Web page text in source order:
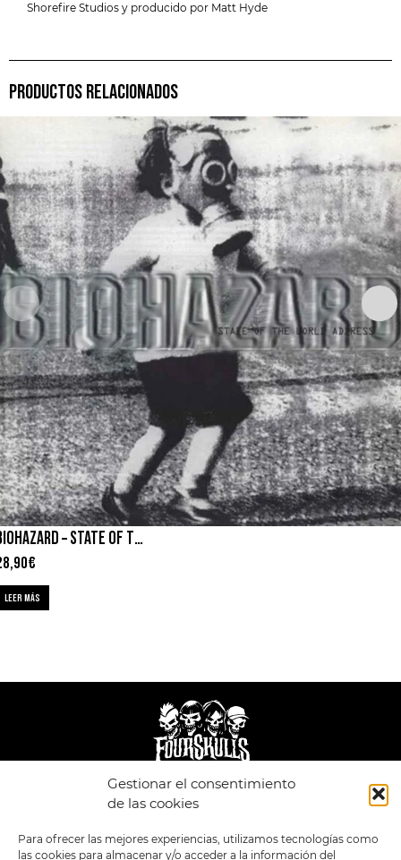
Gestionar el consentimiento
de las cookies
Para ofrecer las mejores experiencias, utilizamos tecnologías como
las cookies para almacenar y/o acceder a la información del
Shorefire Studios y producido por Matt Hyde
PRODUCTOS RELACIONADOS
BIOHAZARD – STATE OF THE WORLD ADRESS
€
LEER MÁS
PRIVACIDAD
FORMATOS
PREVENTAS